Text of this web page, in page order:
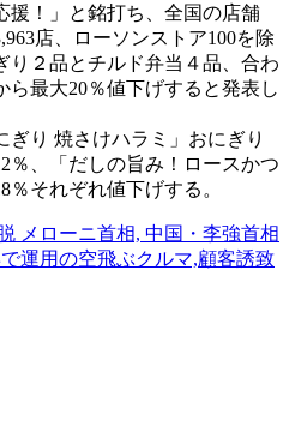
援！」と銘打ち、全国の店舗
店、ローソンストア100を除
り２品とチルド弁当４品、合わ
最大20％値下げすると発表し
ぎり 焼さけハラミ」おにぎり
％、「だしの旨み！ロースかつ
％それぞれ値下げする。
メローニ首相, 中国・李強首相
運用の空飛ぶクルマ,顧客誘致